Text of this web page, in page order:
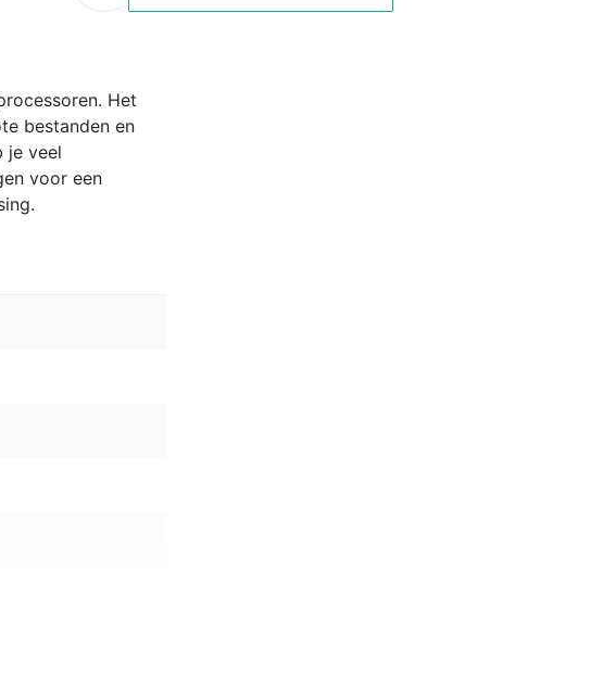
Het
bestanden en
je veel
voor een